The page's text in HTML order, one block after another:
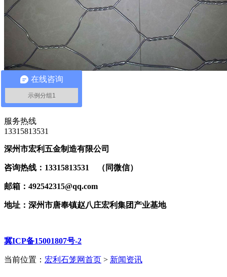
固滨笼
联系我们
服务热线
‭13315813531
深州市宏利五金制造有限公司
咨询热线：13315813531 （同微信）
邮箱：492542315@qq.com
地址：深州市唐奉镇赵八庄宏利集团产业基地
冀ICP备15001807号-2
当前位置： 宏利石笼网首页 > 新闻资讯
在线咨询
示例分组1